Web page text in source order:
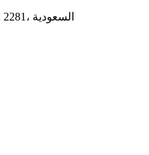
9097 بدر، الجارودية، القطيف‎ 32652 2281، السعودية